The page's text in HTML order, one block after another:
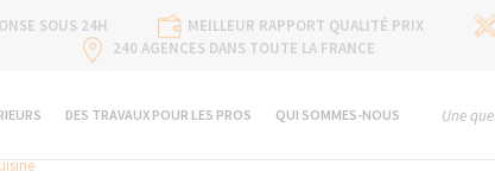
SOUS 24H MEILLEUR RAPPORT QUALITÉ PRIX
240 AGENCES DANS TOUTE LA FRANCE
DES TRAVAUX POUR LES PROS QUI SOMMES-NOUS Une